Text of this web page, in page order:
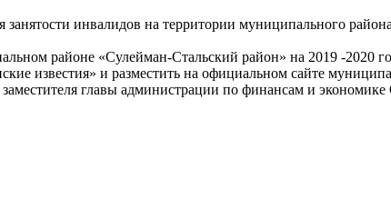
инвалидов на территории муниципального
районе «Сулейман-Стальский район» на 2019 -2020
известия» и разместить на официальном сайте
главы администрации по финансам и